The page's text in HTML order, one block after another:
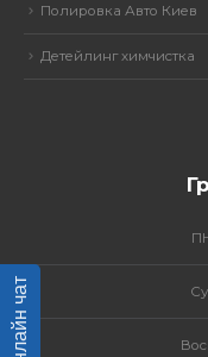
Полировка Авто Киев
Детейлинг химчистка
Онлайн чат